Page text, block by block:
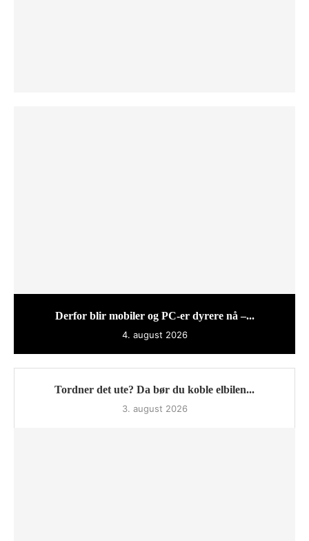
Derfor blir mobiler og PC-er dyrere nå –...
4. august 2026
Tordner det ute? Da bør du koble elbilen...
3. august 2026